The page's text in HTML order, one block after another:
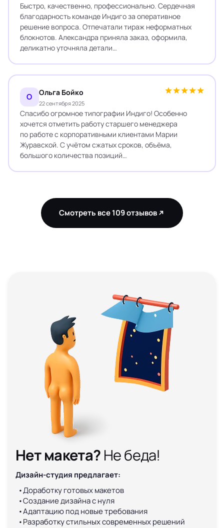
Быстро, качественно, профессионально. Сердечная
благодарность команде Индиго за оперативное
решение вопроса. Отпечатали тираж неформатных
блокнотов. Александра приняла заказ, оформила,
деликатно уточняла детали…
О Ольга Бойко
22 сентября 2025
Спасибо огромное типографии Индиго! Особенно
хочется отметить работу старшего менеджера
по работе с корпоративными клиентами Марии
Журавской. С учётом сжатых сроков, объёма,
большого количества позиций…
Смотреть все 109 отзывов
Нет макета? Не беда!
Дизайн-студия предлагает:
Доработку готовых макетов
Создание дизайна с нуля
Адаптацию под новые требования
Разработку стильных современных решений